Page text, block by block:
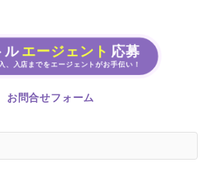
ル エージェント 応募
、入店までをエージェントがお手伝い！
お問合せフォーム